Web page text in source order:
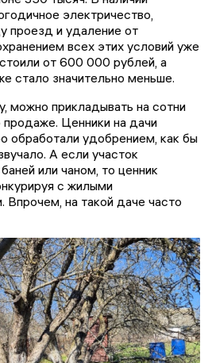
электричество,
проезд и удаление от
всех этих условий уже
от 600 000 рублей, а
стало значительно меньше.
можно прикладывать на сотни
Ценники на дачи
обработали удобрением, как бы
А если участок
или чаном, то ценник
с жилыми
на такой даче часто